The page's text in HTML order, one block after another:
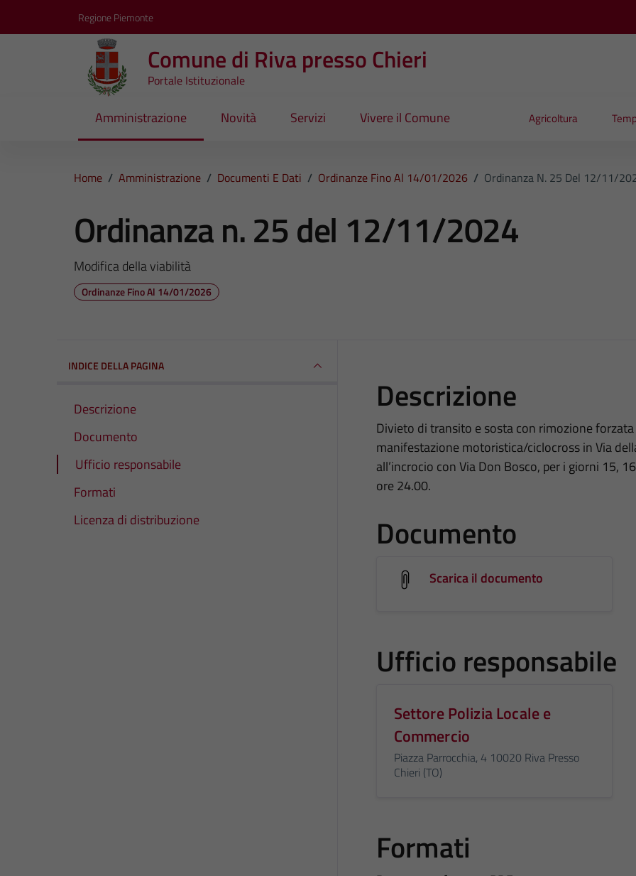
Regione Piemonte
Comune di Riva presso Chieri
Portale Istituzionale
Amministrazione Novità Servizi Vivere il Comune Agricoltura
Home / Amministrazione / Documenti E Dati / Ordinanze Fino Al 14/01/2026 / Ordinanza N. 25 Del 12/11/
Ordinanza n. 25 del 12/11/2024
Modifica della viabilità
Ordinanze Fino Al 14/01/2026
INDICE DELLA PAGINA
Descrizione
Documento
Ufficio responsabile
Formati
Licenza di distribuzione
Descrizione
Divieto di transito e sosta con rimozione
manifestazione motoristica/ciclocross in Via
all’incrocio con Via Don Bosco, per i giorni 15,
ore 24.00.
Documento
Scarica il documento
Ufficio responsabile
Settore Polizia Locale e
Commercio
Piazza Parrocchia, 4 10020 Riva Presso
Chieri (TO)
Formati